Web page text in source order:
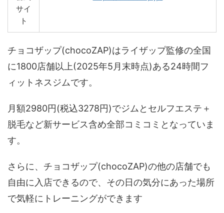
サイ
ト
チョコザップ(chocoZAP)はライザップ監修の全国
に1800店舗以上(2025年5月末時点)ある24時間フ
ィットネスジムです。
月額2980円(税込3278円)でジムとセルフエステ＋
脱毛など新サービス含め全部コミコミとなっていま
す。
さらに、チョコザップ(chocoZAP)の他の店舗でも
自由に入店できるので、その日の気分にあった場所
で気軽にトレーニングができます